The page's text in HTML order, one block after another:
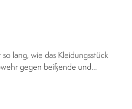
lang, wie das Kleidungsstück
gegen beißende und